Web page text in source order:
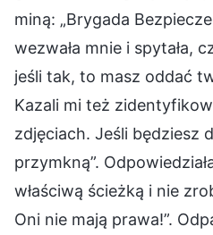
miną: „Brygada
wezwała mnie i spytała,
jeśli tak, to masz oddać
Kazali mi też
zdjęciach. Jeśli będziesz
przymkną”.
właściwą ścieżką i nie
Oni nie mają prawa!”.